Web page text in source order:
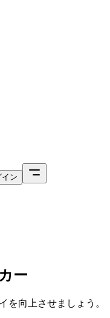
イン
ー
を向上させましょう。